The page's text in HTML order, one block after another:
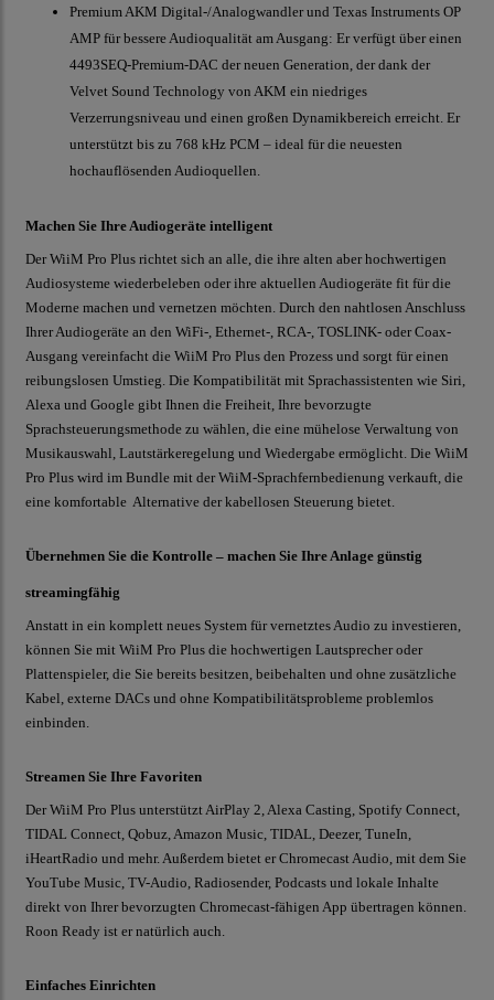
Premium AKM Digital-/Analogwandler und Texas Instruments OP
AMP für bessere Audioqualität am Ausgang: Er verfügt über einen
4493SEQ-Premium-DAC der neuen Generation, der dank der
Velvet Sound Technology von AKM ein niedriges
Verzerrungsniveau und einen großen Dynamikbereich erreicht. Er
unterstützt bis zu 768 kHz PCM – ideal für die neuesten
hochauflösenden Audioquellen.
Machen Sie Ihre Audiogeräte intelligent
Der WiiM Pro Plus richtet sich an alle, die ihre alten aber hochwertigen
Audiosysteme wiederbeleben oder ihre aktuellen Audiogeräte fit für die
Moderne machen und vernetzen möchten. Durch den nahtlosen Anschluss
Ihrer Audiogeräte an den WiFi-, Ethernet-, RCA-, TOSLINK- oder Coax-
Ausgang vereinfacht die WiiM Pro Plus den Prozess und sorgt für einen
reibungslosen Umstieg. Die Kompatibilität mit Sprachassistenten wie Siri,
Alexa und Google gibt Ihnen die Freiheit, Ihre bevorzugte
Sprachsteuerungsmethode zu wählen, die eine mühelose Verwaltung von
Musikauswahl, Lautstärkeregelung und Wiedergabe ermöglicht. Die WiiM
Pro Plus wird im Bundle mit der WiiM-Sprachfernbedienung verkauft, die
eine komfortable Alternative der kabellosen Steuerung bietet.
Übernehmen Sie die Kontrolle – machen Sie Ihre Anlage günstig
streamingfähig
Anstatt in ein komplett neues System für vernetztes Audio zu investieren,
können Sie mit WiiM Pro Plus die hochwertigen Lautsprecher oder
Plattenspieler, die Sie bereits besitzen, beibehalten und ohne zusätzliche
Kabel, externe DACs und ohne Kompatibilitätsprobleme problemlos
einbinden.
Streamen Sie Ihre Favoriten
Der WiiM Pro Plus unterstützt AirPlay 2, Alexa Casting, Spotify Connect,
TIDAL Connect, Qobuz, Amazon Music, TIDAL, Deezer, TuneIn,
iHeartRadio und mehr. Außerdem bietet er Chromecast Audio, mit dem Sie
YouTube Music, TV-Audio, Radiosender, Podcasts und lokale Inhalte
direkt von Ihrer bevorzugten Chromecast-fähigen App übertragen können.
Roon Ready ist er natürlich auch.
Einfaches Einrichten